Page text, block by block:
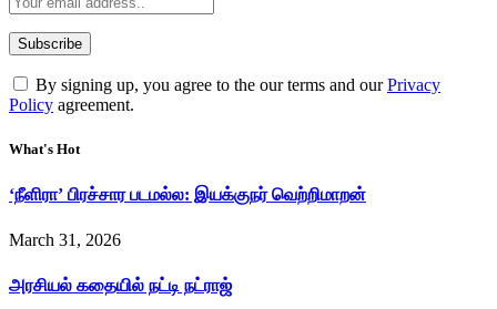
By signing up, you agree to the our terms and ourPrivacy
Policy agreement.
What's Hot
‘நீளிரா’ பிரச்சார படமல்ல: இயக்குநர் வெற்றிமாறன்
March 31, 2026
அரசியல் கதையில் நட்டி நட்ராஜ்